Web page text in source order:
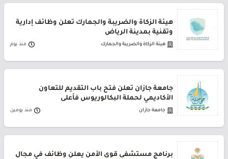
هيئة الزكاة والضريبة والجمارك تعلن وظائف إدارية
وتقنية بمدينة الرياض
هيئة الزكاة والضريبة والجمارك منذ يوم
جامعة جازان تعلن فتح باب التقديم للتعاون
الأكاديمي لحملة البكالوريوس فأعلى
جامعة جازان منذ يومين
برنامج مستشفى قوى الأمن يعلن وظائف في مجال